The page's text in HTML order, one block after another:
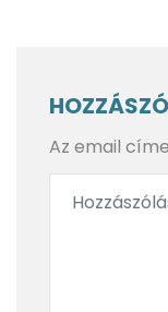
BlendyGo 3 a
Az email